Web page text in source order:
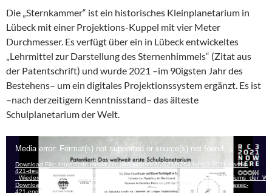
Die „Sternkammer“ ist ein historisches Kleinplanetarium in
Lübeck mit einer Projektions-Kuppel mit vier Meter
Durchmesser. Es verfügt über ein in Lübeck entwickeltes
„Lehrmittel zur Darstellung des Sternenhimmels“ (Zitat aus
der Patentschrift) und wurde 2021 –im 90igsten Jahr des
Bestehens– um ein digitales Projektionssystem ergänzt. Es ist
–nach derzeitigem Kenntnisstand– das älteste
Schulplanetarium der Welt.